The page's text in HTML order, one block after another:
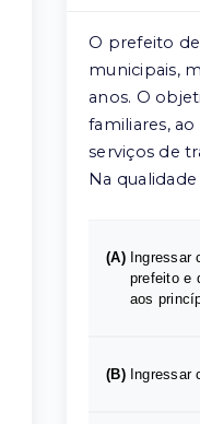
O prefeito
municipais,
anos. O
familiares,
serviços de
Na
(A) Ingressar
prefeito e
aos
(B)